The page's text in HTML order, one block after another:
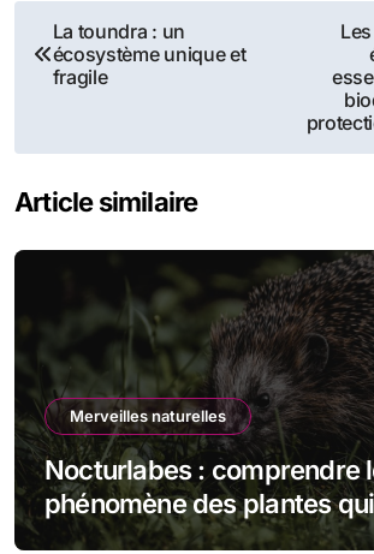
Navigation
de
La toundra : un
écosystème unique et
fragile
Article similaire
Merveilles naturelles
Nocturlabes : comprendre
phénomène des plantes qui
fleurissent la nuit